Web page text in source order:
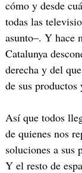
cómo y desde
todas las
asunto–. Y hace
Catalunya
derecha y del
de sus
Así que todos
de quienes nos
soluciones a sus
Y el resto de